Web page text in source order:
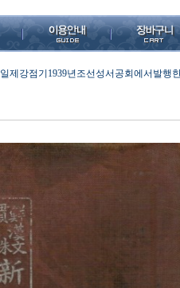
일제강점기1939년조선성서공회에서발행